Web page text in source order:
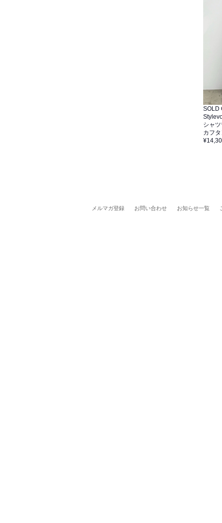
SOLD
シャ
カフ
メルマガ登録 お問い合わせ お知らせ一覧